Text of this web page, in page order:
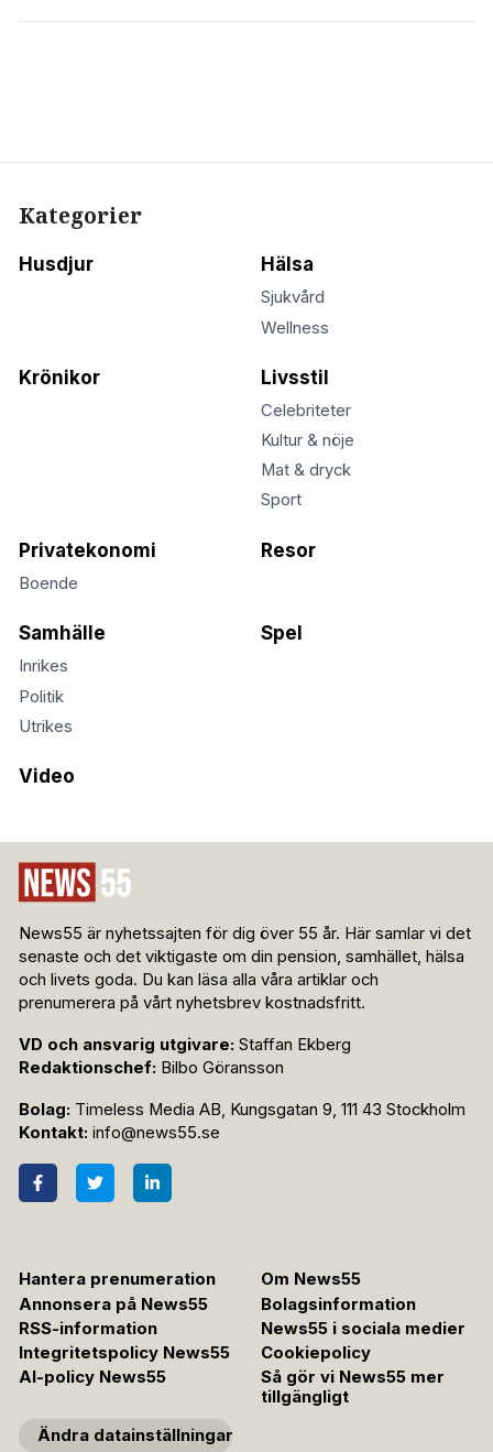
Kategorier
Husdjur Hälsa
Sjukvård
Wellness
Krönikor Livsstil
Celebriteter
Kultur & nöje
Mat & dryck
Sport
Privatekonomi
Boende
Resor
Samhälle
Inrikes
Politik
Utrikes
Spel
Video
News55 är nyhetssajten för dig över 55 år. Här samlar vi det
senaste och det viktigaste om din pension, samhället, hälsa
och livets goda. Du kan läsa alla våra artiklar och
prenumerera på vårt nyhetsbrev kostnadsfritt.
VD och ansvarig utgivare: Staffan Ekberg
Redaktionschef: Bilbo Göransson
Bolag: Timeless Media AB, Kungsgatan 9, 111 43 Stockholm
Kontakt: info@news55.se
Hantera prenumeration
Om News55
Annonsera på News55
Bolagsinformation
RSS-information
News55 i sociala medier
Integritetspolicy News55
Cookiepolicy
AI-policy News55
Så gör vi News55 mer
tillgängligt
Ändra datainställningar